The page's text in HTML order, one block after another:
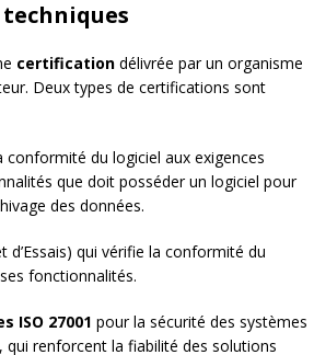
certification délivrée par un organisme
Deux types de certifications sont
conformité du logiciel aux exigences
que doit posséder un logiciel pour
des données.
qui vérifie la conformité du
fonctionnalités.
ISO 27001 pour la sécurité des systèmes
renforcent la fiabilité des solutions